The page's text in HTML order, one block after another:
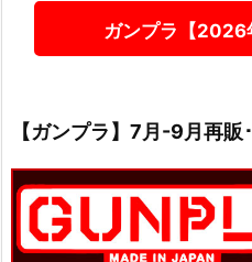
ガンプラ【2026
【ガンプラ】7月-9月再販